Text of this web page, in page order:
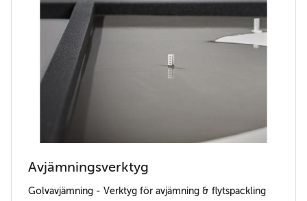
Avjämningsverktyg
Golvavjämning - Verktyg för avjämning & flytspackling